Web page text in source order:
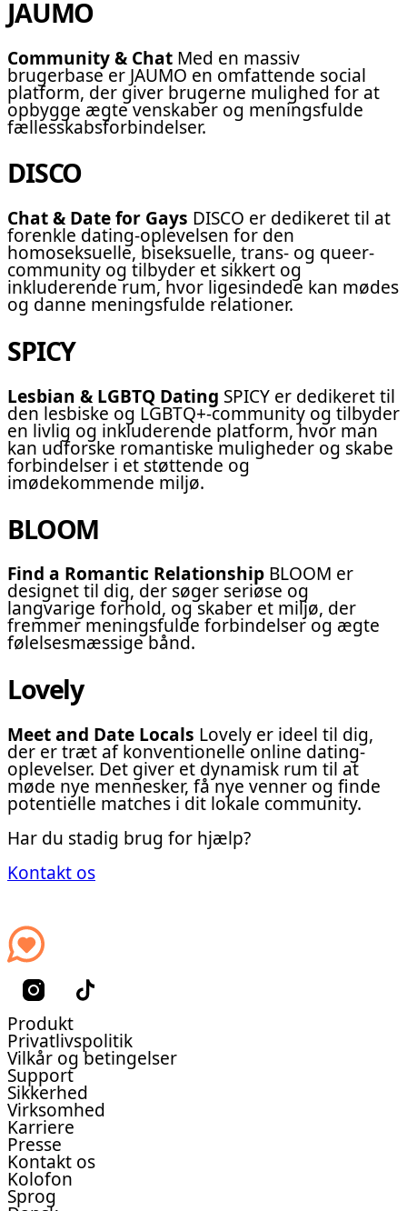
JAUMO
Community & Chat Med en massiv
brugerbase er JAUMO en omfattende social
platform, der giver brugerne mulighed for at
opbygge ægte venskaber og meningsfulde
fællesskabsforbindelser.
DISCO
Chat & Date for Gays DISCO er dedikeret til at
forenkle dating-oplevelsen for den
homoseksuelle, biseksuelle, trans- og queer-
community og tilbyder et sikkert og
inkluderende rum, hvor ligesindede kan mødes
og danne meningsfulde relationer.
SPICY
Lesbian & LGBTQ Dating SPICY er dedikeret til
den lesbiske og LGBTQ+-community og tilbyder
en livlig og inkluderende platform, hvor man
kan udforske romantiske muligheder og skabe
forbindelser i et støttende og
imødekommende miljø.
BLOOM
Find a Romantic Relationship BLOOM er
designet til dig, der søger seriøse og
langvarige forhold, og skaber et miljø, der
fremmer meningsfulde forbindelser og ægte
følelsesmæssige bånd.
Lovely
Meet and Date Locals Lovely er ideel til dig,
der er træt af konventionelle online dating-
oplevelser. Det giver et dynamisk rum til at
møde nye mennesker, få nye venner og finde
potentielle matches i dit lokale community.
Har du stadig brug for hjælp?
Kontakt os
Produkt
Privatlivspolitik
Vilkår og betingelser
Support
Sikkerhed
Virksomhed
Karriere
Presse
Kontakt os
Kolofon
Sprog